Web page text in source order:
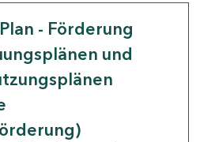
- Förderung
und